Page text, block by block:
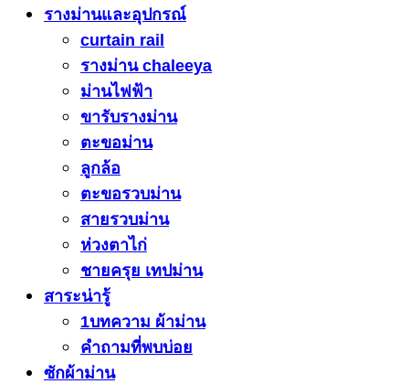
รางม่านและอุปกรณ์
curtain rail
รางม่าน chaleeya
ม่านไฟฟ้า
ขารับรางม่าน
ตะขอม่าน
ลูกล้อ
ตะขอรวบม่าน
สายรวบม่าน
ห่วงตาไก่
ชายครุย เทปม่าน
สาระน่ารู้
1บทความ ผ้าม่าน
คำถามที่พบบ่อย
ซักผ้าม่าน